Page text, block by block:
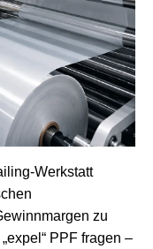
Werkstatt
zu
PPF fragen –